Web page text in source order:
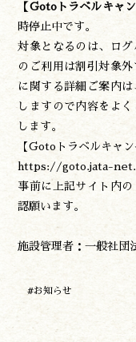
【Gotoトラベルキャ
時停止中です。
対象となるのは、ロ
のご利用は割引対象
に関する詳細ご案内
しますので内容をよ
します。
【Gotoトラベルキャ
https://goto.jata-
事前に上記サイト内
認願います。
施設管理者：一般社団
#お知らせ